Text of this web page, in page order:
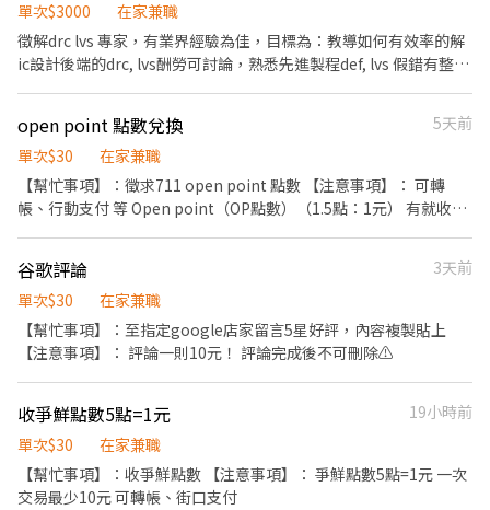
行郵局
單次$3000
在家兼職
徵解drc lvs 專家，有業界經驗為佳，目標為：教導如何有效率的解
ic設計後端的drc, lvs酬勞可討論，熟悉先進製程def, lvs 假錯有整理
open point 點數兌換
5天前
單次$30
在家兼職
【幫忙事項】：徵求711 open point 點數 【注意事項】： 可轉
帳、行動支付 等 Open point（OP點數）（1.5點：1元） 有就收，
谷歌評論
3天前
單次$30
在家兼職
【幫忙事項】：至指定google店家留言5星好評，內容複製貼上
【注意事項】： 評論一則10元！ 評論完成後不可刪除⚠️
收爭鮮點數5點=1元
19小時前
單次$30
在家兼職
【幫忙事項】：收爭鮮點數 【注意事項】： 爭鮮點數5點=1元 一次
交易最少10元 可轉帳、街口支付